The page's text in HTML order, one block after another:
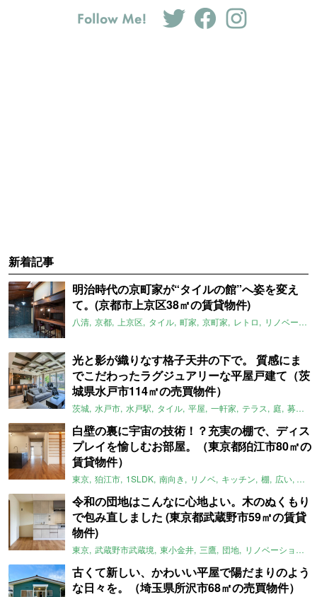
新着記事
明治時代の京町家が“タイルの館”へ姿を変え
て。(京都市上京区38㎡の賃貸物件)
八清 京都 上京区 タイル 町家 京町家 レトロ リノベーション
光と影が織りなす格子天井の下で。 質感にま
でこだわったラグジュアリーな平屋戸建て（茨
城県水戸市114㎡の売買物件）
茨城 水戸市 水戸駅 タイル 平屋 一軒家 テラス 庭 募集中
白壁の裏に宇宙の技術！？充実の棚で、ディス
プレイを愉しむお部屋。（東京都狛江市80㎡の
賃貸物件）
東京 狛江市 1SLDK 南向き リノベ キッチン 棚 広い ガイ
令和の団地はこんなに心地よい。木のぬくもり
で包み直しました (東京都武蔵野市59㎡の賃貸
物件)
東京 武蔵野市武蔵境 東小金井 三鷹 団地 リノベーション
古くて新しい、かわいい平屋で陽だまりのよう
な日々を。（埼玉県所沢市68㎡の売買物件）